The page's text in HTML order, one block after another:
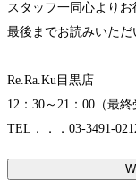
スタッフ一同心よりお
最後までお読みいただ
Re.Ra.Ku目黒店
12：30～21：00（最終
TEL．．．03-3491-